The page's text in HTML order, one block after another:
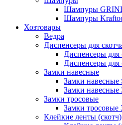
Шампуры
Шампуры
Хозтовары
Ведра
Диспенсеры для
Диспенсеры для
Диспенсеры для
Замки навесные
Замки навесные
Замки
Замки тросовые
Замки тросовые
Клейкие ленты (скотч)